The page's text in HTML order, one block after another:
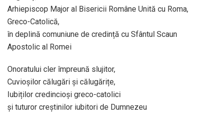
Arhiepiscop Major al Bisericii Române Unită cu Roma,
Greco-Catolică,
în deplină comuniune de credință cu Sfântul Scaun
Apostolic al Romei
Onoratului cler împreună slujitor,
Cuvioșilor călugări și călugărițe,
Iubiților credincioși greco-catolici
și tuturor creștinilor iubitori de Dumnezeu